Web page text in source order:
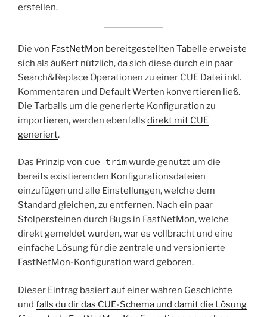
erstellen.
Die von FastNetMon bereitgestellten Tabelle erweiste
sich als äußert nützlich, da sich diese durch ein paar
Search&Replace Operationen zu einer CUE Datei inkl.
Kommentaren und Default Werten konvertieren ließ.
Die Tarballs um die generierte Konfiguration zu
importieren, werden ebenfalls direkt mit CUE
generiert.
Das Prinzip von cue trimwurde genutzt um die
bereits existierenden Konfigurationsdateien
einzufügen und alle Einstellungen, welche dem
Standard gleichen, zu entfernen. Nach ein paar
Stolpersteinen durch Bugs in FastNetMon, welche
direkt gemeldet wurden, war es vollbracht und eine
einfache Lösung für die zentrale und versionierte
FastNetMon-Konfiguration ward geboren.
Dieser Eintrag basiert auf einer wahren Geschichte
und falls du dir das CUE-Schema und damit die Lösung